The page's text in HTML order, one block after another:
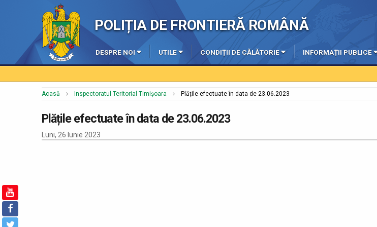
POLIȚIA DE FRONTIERĂ ROMÂNĂ
DESPRE NOI UTILE CONDIȚII DE CĂLĂTORIE INFORMAȚII PUBLICE
Acasă Inspectoratul Teritorial Timișoara Plățile efectuate în data de 23.06.2023
Plățile efectuate în data de 23.06.2023
Luni, 26 Iunie 2023